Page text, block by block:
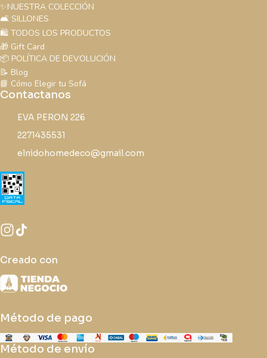
✨NUESTRA COLECCIÓN
🛋️ SILLONES
🛍️ TODOS LOS PRODUCTOS
🎁 Gift Card
📦 POLÍTICA DE DEVOLUCIÓN
📝 Blog
📘 Cómo Elegir tu Sofá
Contactanos
EVA PERON 226
2271435531
elnidohomedeco@gmail.com
Creado con
Método de pago
Método de envío